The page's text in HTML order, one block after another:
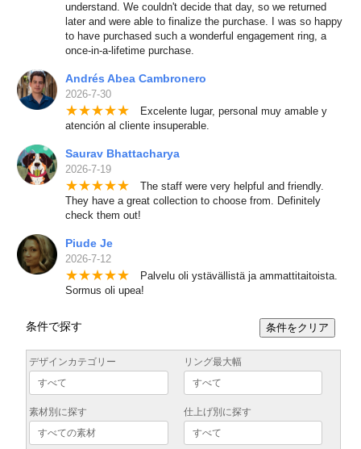
understand. We couldn't decide that day, so we returned
later and were able to finalize the purchase. I was so happy
to have purchased such a wonderful engagement ring, a
once-in-a-lifetime purchase.
Andrés Abea Cambronero
2026-7-30
★★★★★ Excelente lugar, personal muy amable y
atención al cliente insuperable.
Saurav Bhattacharya
2026-7-19
★★★★★ The staff were very helpful and friendly.
They have a great collection to choose from. Definitely
check them out!
Piude Je
2026-7-12
★★★★★ Palvelu oli ystävällistä ja ammattitaitoista.
Sormus oli upea!
条件で探す 条件をクリア
デザインカテゴリー リング最大幅
素材別に探す 仕上げ別に探す